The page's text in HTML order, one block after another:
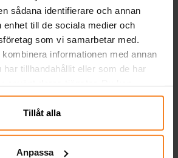
sådana identifierare och annan
enhet till de sociala medier och
som vi samarbetar med.
informationen med annan
har tillhandahållit eller som de har
samtycke.
Tillåt alla
Anpassa
A5
Hello Kitty Premium
Anteckningsbok A5
129,00 kr
köpte även